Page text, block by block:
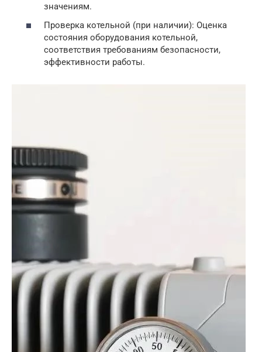
значениям.
Проверка котельной (при наличии): Оценка
состояния оборудования котельной,
соответствия требованиям безопасности,
эффективности работы.